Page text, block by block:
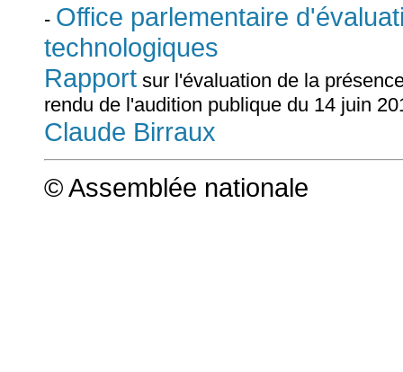
- Office parlementaire
technologiques
Rapport sur l'évaluation de la
rendu de l'audition publique du 14 juin
Claude Birraux
© Assemblée nationale